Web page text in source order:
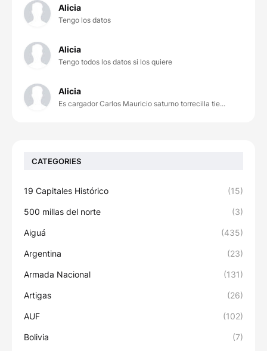
Alicia
Tengo los datos
Alicia
Tengo todos los datos si los quiere
Alicia
Es cargador Carlos Mauricio saturno torrecilla tie...
CATEGORIES
19 Capitales Histórico (15)
500 millas del norte (3)
Aiguá (435)
Argentina (23)
Armada Nacional (131)
Artigas (26)
AUF (102)
Bolivia (7)